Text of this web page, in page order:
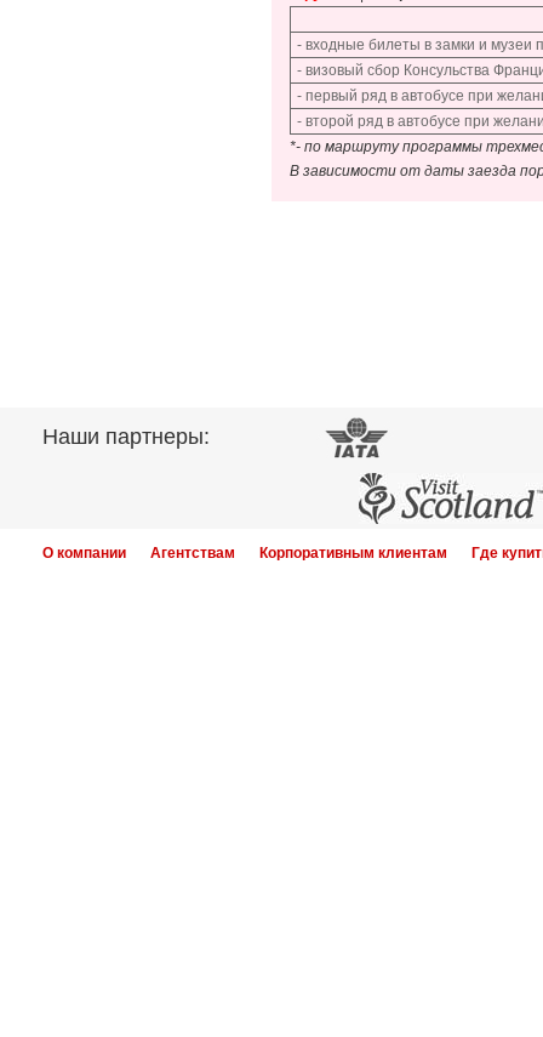
- входные билеты в замки и музеи
- визовый сбор Консульства
- первый ряд в автобусе при
- второй ряд в автобусе при
*- по маршруту программы
В зависимости от даты заезда
Наши партнеры:
О компании Агентствам Корпоративным клиентам Где